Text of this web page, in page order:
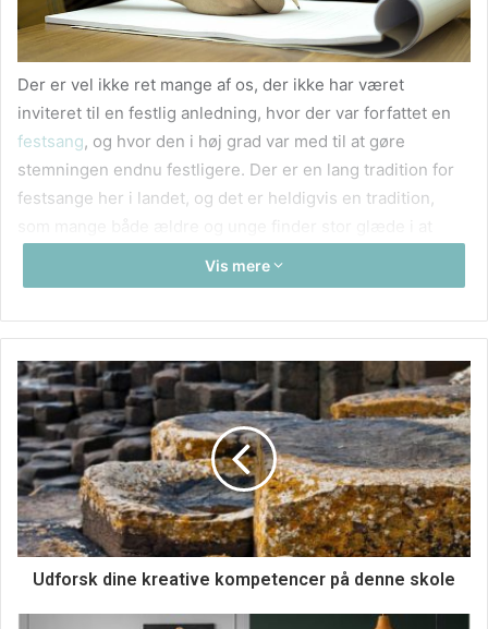
Der er vel ikke ret mange af os, der ikke har været
inviteret til en festlig anledning, hvor der var forfattet en
festsang, og hvor den i høj grad var med til at gøre
stemningen endnu festligere. Der er en lang tradition for
festsange her i landet, og det er heldigvis en tradition,
fortsætte. Før i tiden gik de under betegnelsen
lejlighedssange, for de var naturligvis – som det er
være mange festlige af i løbet af et år og et liv. En
fødselsdag, et kobberbryllup, et sølvbryllup, et guldbryllup
eller fx en konfirmation, et studentergilde, et jubilæum –
eller en helt ottende anledning … Festsange skrives og
synges til mange festlige lejligheder. En festsang skal
naturligvis tage udgangspunkt i den person, der er i
centrum, og som fejres. Hvis du gerne vil overraske et
familiemedlem eller en god ven eller veninde med en
dejlig festsang til dagen, men står og mangler en
professionel, der har styr på både ord og rytme, så kunne
tekstforfatter Merete Stoltze Møller være den, der skal
Vis mere
Udforsk dine kreative kompetencer på denne skole